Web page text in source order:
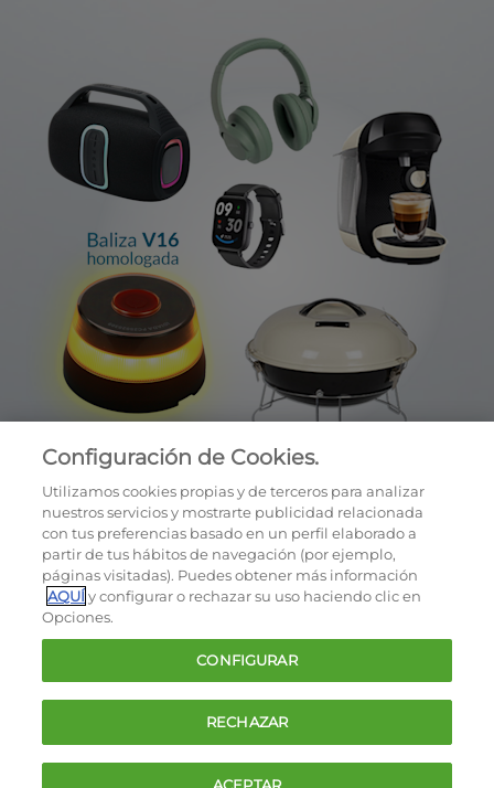
Cookies
Política de privacidad
Términos y condiciones de la oferta
Contacto
FAQ
Configuración de Cookies.
Utilizamos cookies propias y de terceros para analizar
nuestros servicios y mostrarte publicidad relacionada
con tus preferencias basado en un perfil elaborado a
partir de tus hábitos de navegación (por ejemplo,
páginas visitadas). Puedes obtener más información
AQUÍy configurar o rechazar su uso haciendo clic en
Opciones.
CONFIGURAR
RECHAZAR